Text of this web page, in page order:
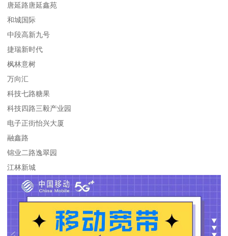
唐延路唐延鑫苑
和城国际
中段高新九号
捷瑞新时代
枫林意树
万向汇
科技七路糖果
科技四路三毅产业园
电子正街怡兴大厦
融鑫路
锦业二路逸翠园
江林新城